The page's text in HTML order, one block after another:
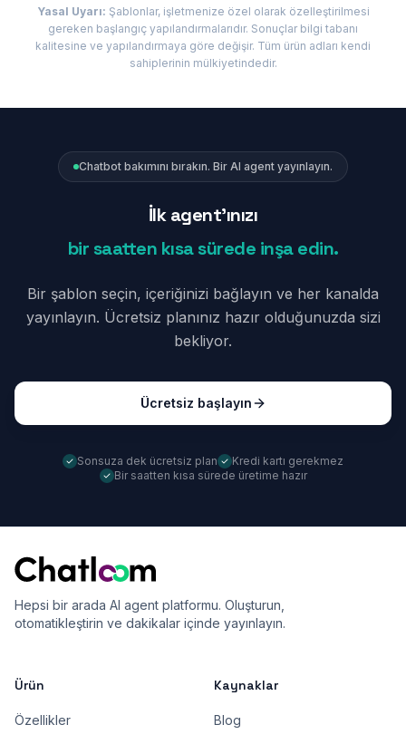
Yasal Uyarı: Şablonlar, işletmenize özel olarak özelleştirilmesi
gereken başlangıç yapılandırmalarıdır. Sonuçlar bilgi tabanı
kalitesine ve yapılandırmaya göre değişir. Tüm ürün adları kendi
sahiplerinin mülkiyetindedir.
Chatbot bakımını bırakın. Bir AI agent yayınlayın.
İlk agent'ınızı
bir saatten kısa sürede inşa edin.
Bir şablon seçin, içeriğinizi bağlayın ve her kanalda
yayınlayın. Ücretsiz planınız hazır olduğunuzda sizi
bekliyor.
Ücretsiz başlayın
Sonsuza dek ücretsiz plan
Kredi kartı gerekmez
Bir saatten kısa sürede üretime hazır
Hepsi bir arada AI agent platformu. Oluşturun,
otomatikleştirin ve dakikalar içinde yayınlayın.
Ürün
Özellikler
Kaynaklar
Blog